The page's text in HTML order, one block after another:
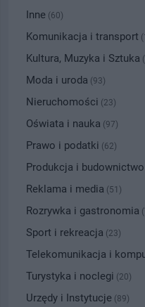
Inne (60)
Komunikacja i transport
Kultura, Muzyka i Sztuka
Moda i uroda (93)
Nieruchomości (23)
Oświata i nauka (97)
Prawo i podatki (62)
Produkcja i budownictwo
Reklama i media (51)
Rozrywka i gastronomia
Sport i rekreacja (23)
Telekomunikacja i
Turystyka i noclegi (20)
Urzędy i Instytucje (89)